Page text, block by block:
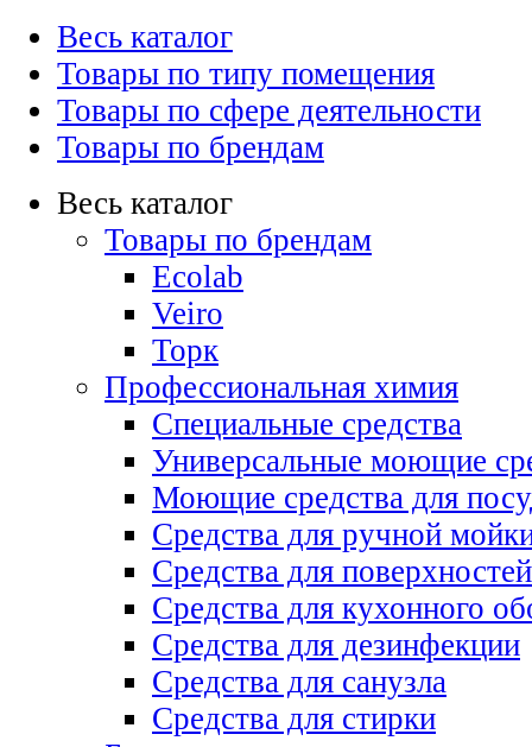
Весь каталог
Товары по типу помещения
Товары по сфере деятельности
Товары по брендам
Весь каталог
Товары по брендам
Ecolab
Veiro
Торк
Профессиональная химия
Специальные средства
Универсальные моющие
Моющие средства для
Средства для ручной
Средства для поверхностей
Средства для кухонного
Средства для дезинфекции
Средства для санузла
Средства для стирки